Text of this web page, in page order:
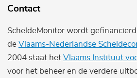
Contact
ScheldeMonitor wordt
de Vlaams-Nederlandse
2004 staat het Vlaams Instituut
voor het beheer en de verdere